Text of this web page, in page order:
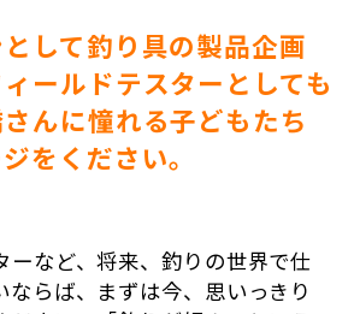
して釣り具の製品企画
ールドテスターとしても
んに憧れる子どもたち
をください。
ーなど、将来、釣りの世界で仕
ならば、まずは今、思いっきり